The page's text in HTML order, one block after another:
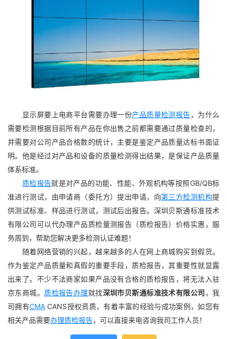
显示屏要上电商平台需要办理一份产品质量检测报告，为什么
需要检测根据目前所有产品在你出售之前都需要通过质量检查的，
并需要对公司产品合格数的统计，主要是鉴定产品质量达标书面证
明。他是经过对产品和设备的质量检测得出结果，是保证产品质量
体系标准。
质检报告就是对产品的功能、性能、外观机构等按照GB/QB标
准进行测试，由申请商（委托方）提出申请，向第三方检测机构提
供测试标准、样品进行测试，测试后出报告。深圳贝斯通标准技术
有限公司可以代办理产品质检量测报告（质检报告）价格实惠，服
务周到，帮助您解决更多检测认证难题！
随着网络营销的兴起，越来越多的人在网上商城购买到假货。
作为鉴定产品质量和真假的重要手段，质检报告，其重要性就显露
出来了。不少不法商家如果产品没有合格的质检报告，将无法入驻
京东商城。 质检报告办理就找深圳市贝斯通标准技术有限公司 ，我
司拥有CMACANS授权资质，有着丰富的经验与成功案例，如您有
相关产品需要办理质检报告，可以直接来电咨询我司工作人员！